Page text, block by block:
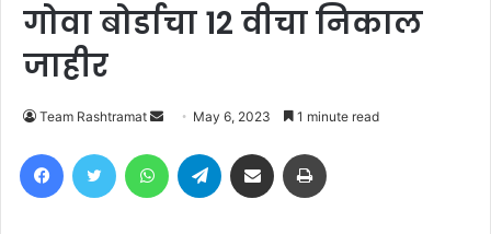
गोवा बोर्डाचा 12 वीचा निकाल
जाहीर
Team Rashtramat
Send
email
May 6, 2023 1 minute read
FacebookTwitter WhatsAppTelegram Share via Email